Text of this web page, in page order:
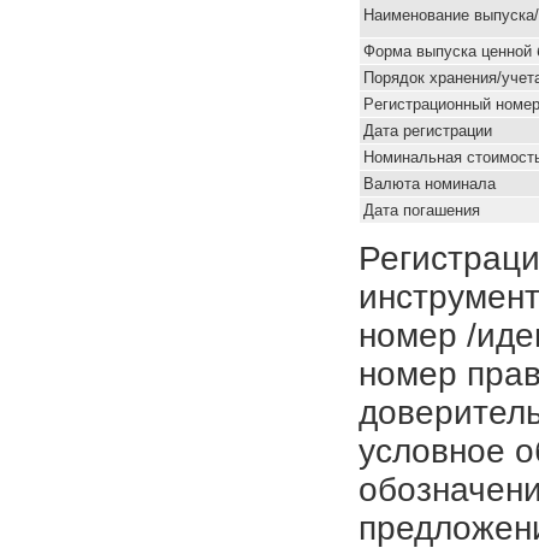
Наименование
Форма выпуска ценной
Порядок хранения/
Pегистрационный номер
Дата регистрации
Номинальная
Валюта номинала
Дата погашения
номер /
номер
условное